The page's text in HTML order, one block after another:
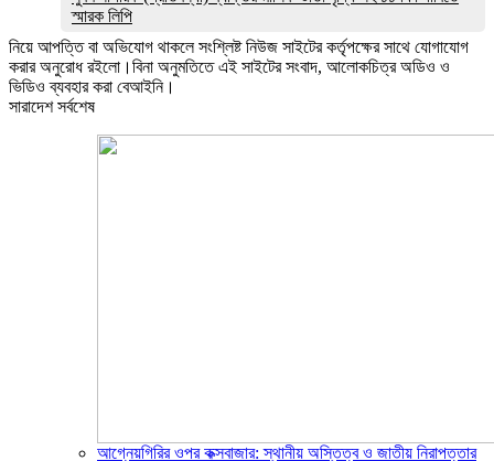
স্মারক লিপি
নিয়ে আপত্তি বা অভিযোগ থাকলে সংশ্লিষ্ট নিউজ সাইটের কর্তৃপক্ষের সাথে যোগাযোগ
করার অনুরোধ রইলো।বিনা অনুমতিতে এই সাইটের সংবাদ, আলোকচিত্র অডিও ও
ভিডিও ব্যবহার করা বেআইনি।
সারাদেশ সর্বশেষ
আগ্নেয়গিরির ওপর কক্সবাজার: স্থানীয় অস্তিত্ব ও জাতীয় নিরাপত্তার